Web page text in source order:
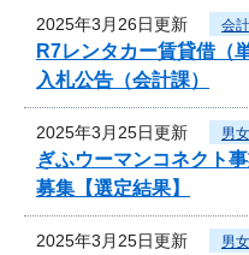
2025年3月26日更新 会
R7レンタカー賃貸借（
入札公告（会計課）
2025年3月25日更新 男
ぎふウーマンコネクト
募集【選定結果】
2025年3月25日更新 男